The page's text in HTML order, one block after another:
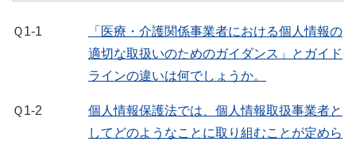
Ｑ1-1
「医療・介護関係事業者における個人情報の
適切な取扱いのためのガイダンス」とガイド
ラインの違いは何でしょうか。
Ｑ1-2
個人情報保護法では、個人情報取扱事業者と
してどのようなことに取り組むことが定めら